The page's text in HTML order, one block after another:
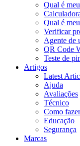
Qual é
Qual é
Verificar
Agente de
QR Code
Teste de
Artigos
Latest
Ajuda
Avaliações
Técnico
Como fazer
Educação
Segurança
Marcas